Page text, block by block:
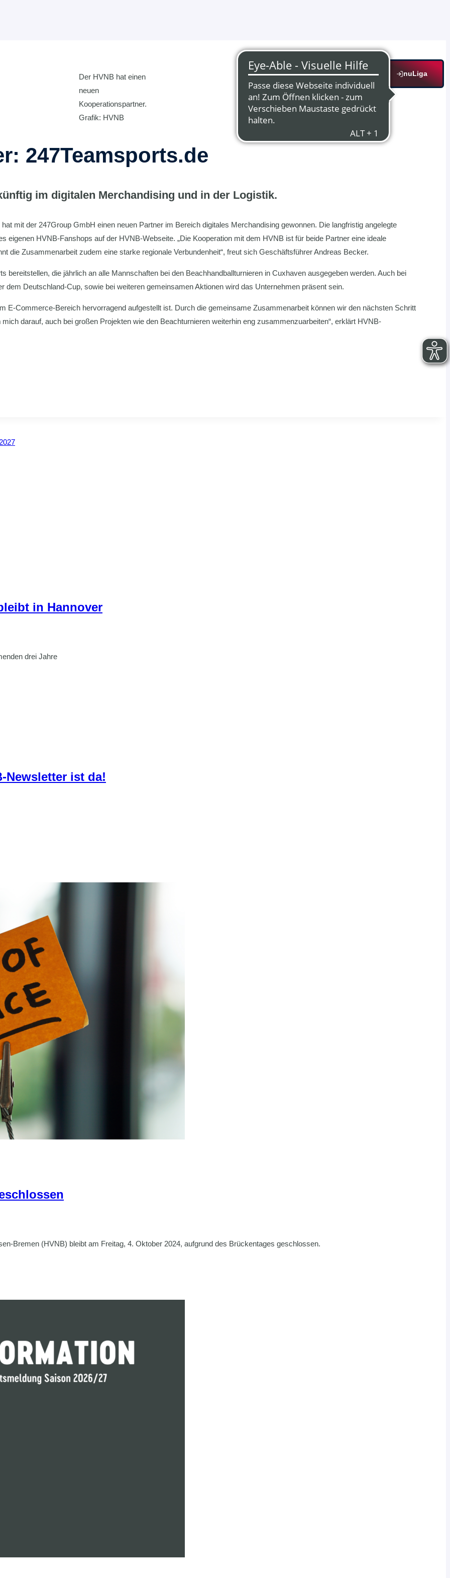
nuLiga
Der HVNB hat einen
neuen
Kooperationspartner.
Grafik: HVNB
247Teamsports.de
im digitalen Merchandising und in der Logistik.
mit der 247Group GmbH einen neuen Partner im Bereich digitales Merchandising gewonnen. Die langfristig angelegte
eigenen HVNB-Fanshops auf der HVNB-Webseite. „Die Kooperation mit dem HVNB ist für beide Partner eine ideale
die Zusammenarbeit zudem eine starke regionale Verbundenheit“, freut sich Geschäftsführer Andreas Becker.
bereitstellen, die jährlich an alle Mannschaften bei den Beachhandballturnieren in Cuxhaven ausgegeben werden. Auch bei
Deutschland-Cup, sowie bei weiteren gemeinsamen Aktionen wird das Unternehmen präsent sein.
E-Commerce-Bereich hervorragend aufgestellt ist. Durch die gemeinsame Zusammenarbeit können wir den nächsten Schritt
darauf, auch bei großen Projekten wie den Beachturnieren weiterhin eng zusammenzuarbeiten“, erklärt HVNB-
in Hannover
drei Jahre
Newsletter ist da!
Bremen (HVNB) bleibt am Freitag, 4. Oktober 2024, aufgrund des Brückentages geschlossen.